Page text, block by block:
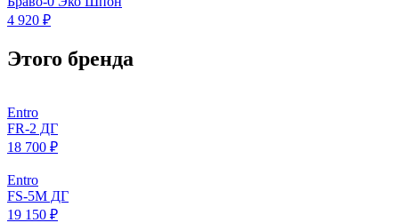
4 920 ₽
Этого бренда
Entro
FR-2 ДГ
18 700 ₽
Entro
FS-5M ДГ
19 150 ₽